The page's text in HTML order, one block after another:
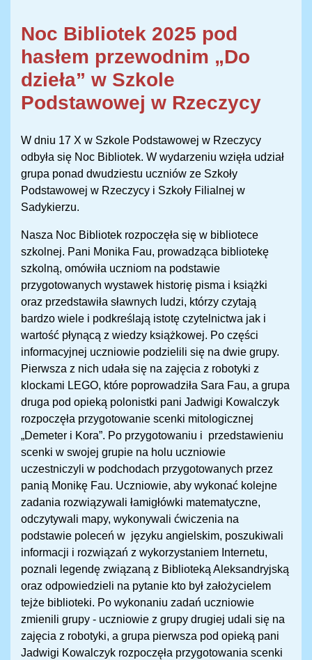
Noc Bibliotek 2025 pod
hasłem przewodnim „Do
dzieła” w Szkole
Podstawowej w Rzeczycy
W dniu 17 X w Szkole Podstawowej w Rzeczycy
odbyła się Noc Bibliotek. W wydarzeniu wzięła udział
grupa ponad dwudziestu uczniów ze Szkoły
Podstawowej w Rzeczycy i Szkoły Filialnej w
Sadykierzu.
Nasza Noc Bibliotek rozpoczęła się w bibliotece
szkolnej. Pani Monika Fau, prowadząca bibliotekę
szkolną, omówiła uczniom na podstawie
przygotowanych wystawek historię pisma i książki
oraz przedstawiła sławnych ludzi, którzy czytają
bardzo wiele i podkreślają istotę czytelnictwa jak i
wartość płynącą z wiedzy książkowej. Po części
informacyjnej uczniowie podzielili się na dwie grupy.
Pierwsza z nich udała się na zajęcia z robotyki z
klockami LEGO, które poprowadziła Sara Fau, a grupa
druga pod opieką polonistki pani Jadwigi Kowalczyk
rozpoczęła przygotowanie scenki mitologicznej
„Demeter i Kora”. Po przygotowaniu i przedstawieniu
scenki w swojej grupie na holu uczniowie
uczestniczyli w podchodach przygotowanych przez
panią Monikę Fau. Uczniowie, aby wykonać kolejne
zadania rozwiązywali łamigłówki matematyczne,
odczytywali mapy, wykonywali ćwiczenia na
podstawie poleceń w języku angielskim, poszukiwali
informacji i rozwiązań z wykorzystaniem Internetu,
poznali legendę związaną z Biblioteką Aleksandryjską
oraz odpowiedzieli na pytanie kto był założycielem
tejże biblioteki. Po wykonaniu zadań uczniowie
zmienili grupy - uczniowie z grupy drugiej udali się na
zajęcia z robotyki, a grupa pierwsza pod opieką pani
Jadwigi Kowalczyk rozpoczęła przygotowania scenki